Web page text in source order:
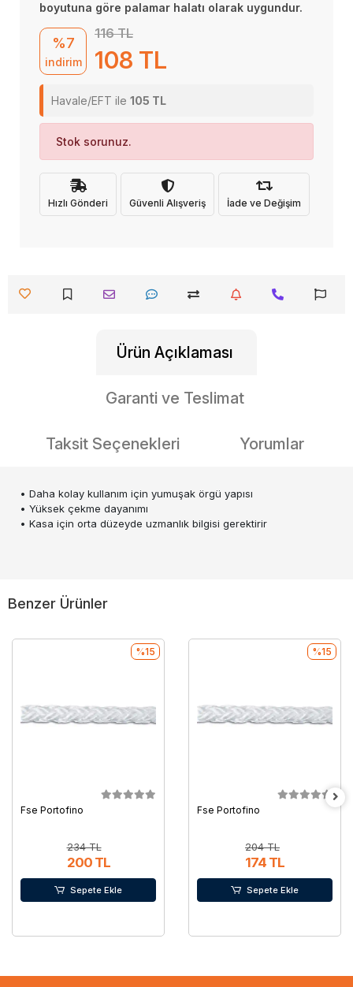
boyutuna göre palamar halatı olarak uygundur.
%7
indirim
116 TL
108 TL
Havale/EFT ile 105 TL
Stok sorunuz.
Hızlı Gönderi Güvenli Alışveriş İade ve Değişim
Ürün Açıklaması
Garanti ve Teslimat
Taksit Seçenekleri Yorumlar
• Daha kolay kullanım için yumuşak örgü yapısı
• Yüksek çekme dayanımı
• Kasa için orta düzeyde uzmanlık bilgisi gerektirir
Benzer Ürünler
Fse Portofino
234 TL
200 TL
%15
Sepete Ekle
Fse Portofino
204 TL
174 TL
%15
Sepete Ekle